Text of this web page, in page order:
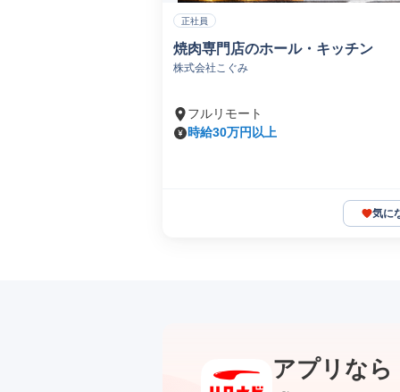
正社員
焼肉専門店のホール・キッチン
株式会社こぐみ
フルリモート
時給30万円以上
気に
アプリなら